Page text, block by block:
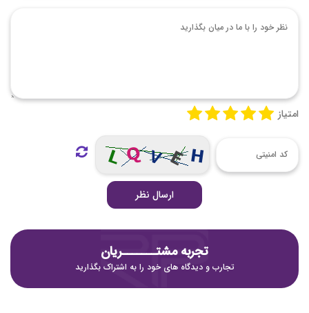
امتیاز
ارسال نظر
تجربه مشتـــــــریان
تجارب و دیدگاه های خود را به اشتراک بگذارید